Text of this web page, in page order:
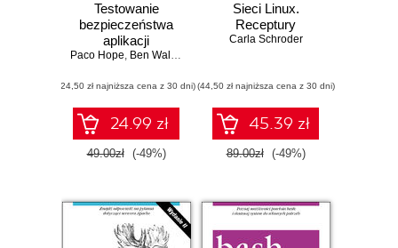
Testowanie
bezpieczeństwa
aplikacji
internetowych.
Paco Hope, Ben Walther
(24,50 zł najniższa cena z 30 dni)
24.99 zł
49.00zł (-49%)
Sieci Linux.
Receptury
Carla Schroder
(44,50 zł najniższa cena z 30 dni)
45.39 zł
89.00zł (-49%)